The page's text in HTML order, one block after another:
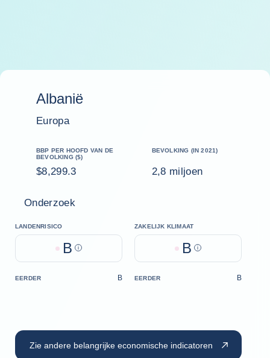
Albanië
Europa
BBP PER HOOFD VAN DE
BEVOLKING ($)
$8,299.3
BEVOLKING (IN 2021)
2,8 miljoen
Onderzoek
LANDENRISICO
B Help
ZAKELIJK KLIMAAT
B Help
EERDER B EERDER B
Zie andere belangrijke economische indicatoren